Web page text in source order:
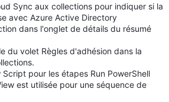
Sync aux collections pour indiquer si la
avec Azure Active Directory
dans l'onglet de détails du résumé
du volet Règles d'adhésion dans la
pour les étapes Run PowerShell
est utilisée pour une séquence de